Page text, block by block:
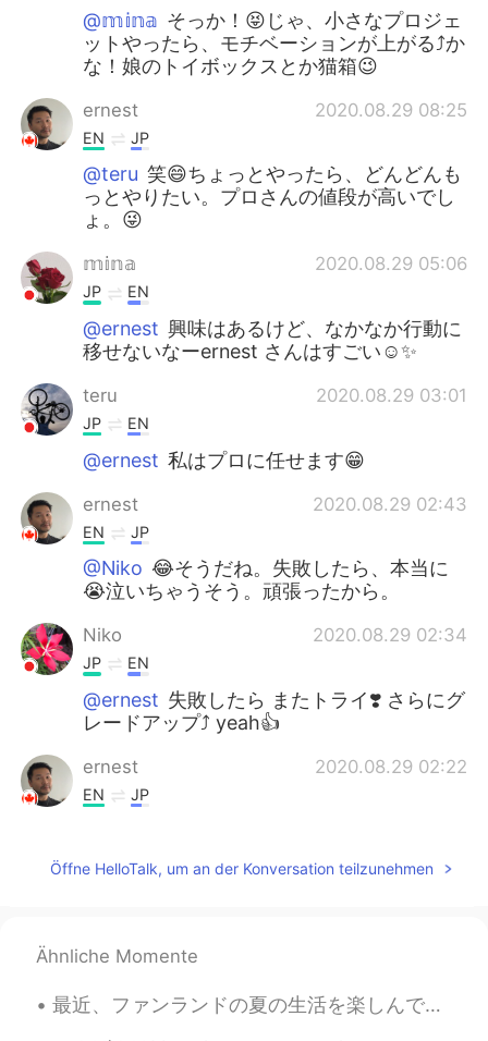
@𝕞𝕚𝕟𝕒 そっか！😝じゃ、小さなプロジェ
ットやったら、モチベーションが上がる⤴️か
な！娘のトイボックスとか猫箱😉
ernest 2020.08.29 08:25
EN JP
@teru 笑😄ちょっとやったら、どんどんも
っとやりたい。プロさんの値段が高いでし
ょ。😜
𝕞𝕚𝕟𝕒 2020.08.29 05:06
JP EN
@ernest 興味はあるけど、なかなか行動に
移せないなーernest さんはすごい☺️✨
teru 2020.08.29 03:01
JP EN
@ernest 私はプロに任せます😁
ernest 2020.08.29 02:43
EN JP
@Niko 😂そうだね。失敗したら、本当に
😭泣いちゃうそう。頑張ったから。
Niko 2020.08.29 02:34
JP EN
@ernest 失敗したら またトライ❣️ さらにグ
レードアップ⤴️ yeah👍
ernest 2020.08.29 02:22
EN JP
は？😏
EN JP
good with my hands!!
Öffne HelloTalk, um an der Konversation teilzunehmen
Ähnliche Momente
最近、ファンランドの夏の生活を楽しんでいます。 フィンランド人は新鮮な野菜など食べるのが好きで、よく摘み取って、直接的に食べます。例えば、写真にあるエンドウ豆は人気です。でも、食べる間に気をつ...